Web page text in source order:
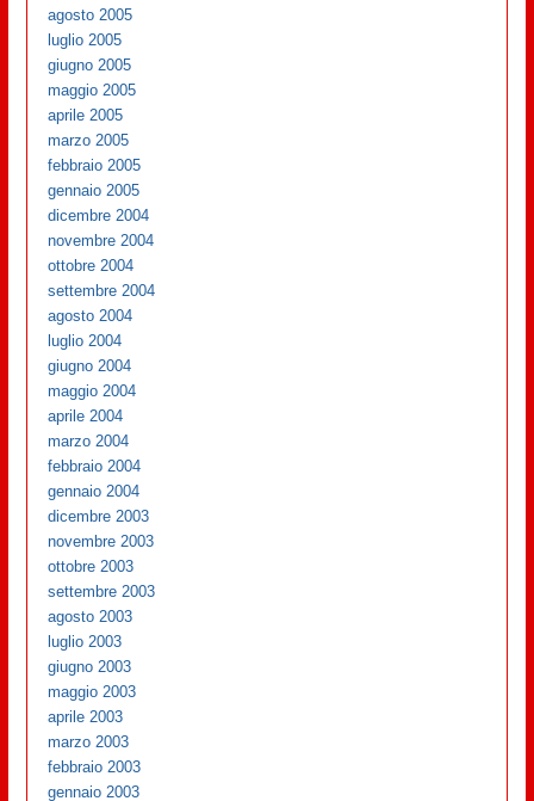
agosto 2005
luglio 2005
giugno 2005
maggio 2005
aprile 2005
marzo 2005
febbraio 2005
gennaio 2005
dicembre 2004
novembre 2004
ottobre 2004
settembre 2004
agosto 2004
luglio 2004
giugno 2004
maggio 2004
aprile 2004
marzo 2004
febbraio 2004
gennaio 2004
dicembre 2003
novembre 2003
ottobre 2003
settembre 2003
agosto 2003
luglio 2003
giugno 2003
maggio 2003
aprile 2003
marzo 2003
febbraio 2003
gennaio 2003